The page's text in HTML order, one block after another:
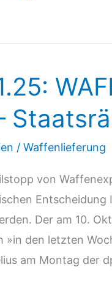
/ Waffenlieferung
von
Der am 10.
»in den letzten
am Montag der